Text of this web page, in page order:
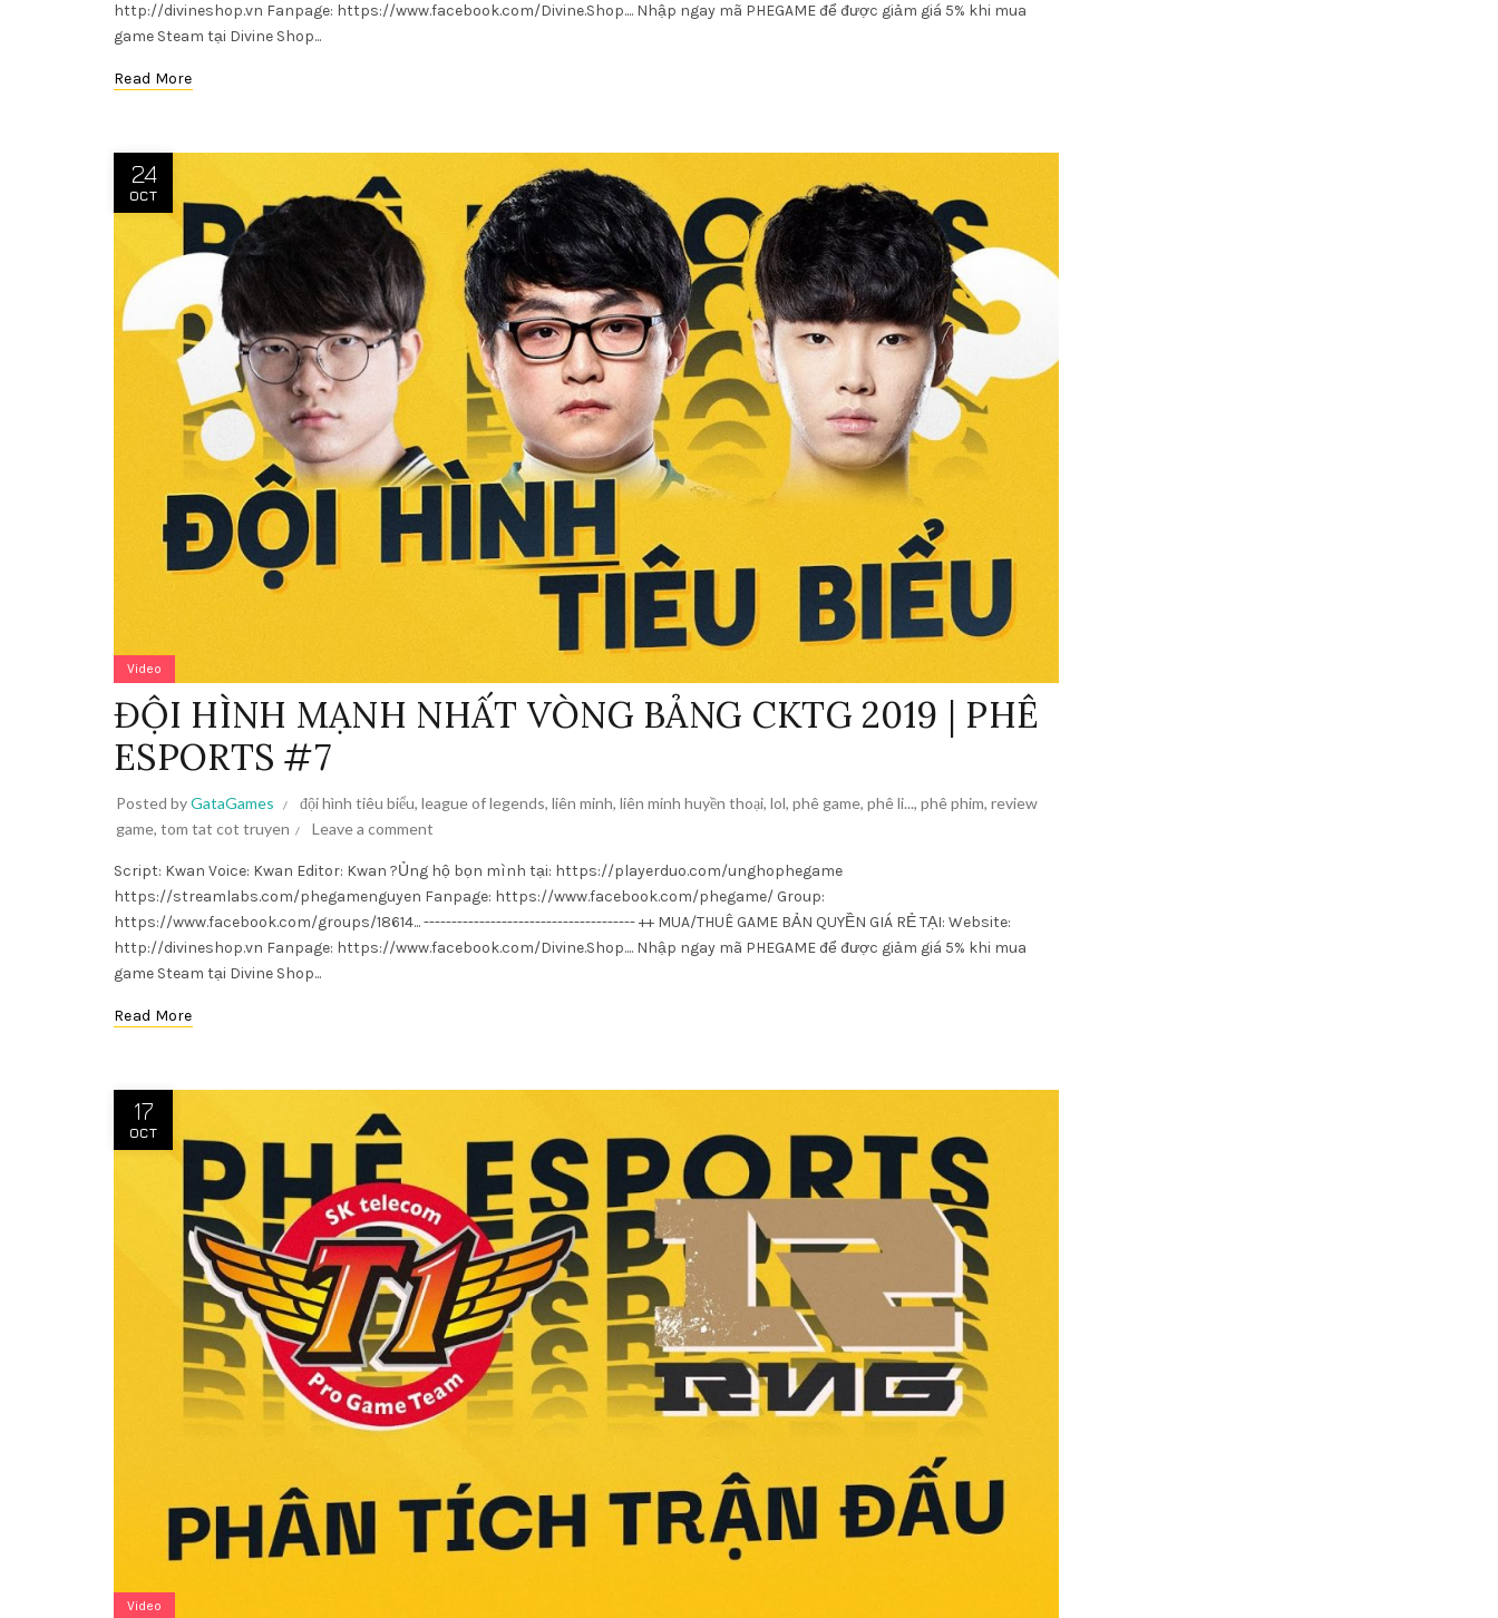
http://divineshop.vn Fanpage: https://www.facebook.com/Divine.Shop.... Nhập ngay mã PHEGAME để được giảm giá 5% khi mua
game Steam tại Divine Shop...
Read More
24
OCT
Video
ĐỘI HÌNH MẠNH NHẤT VÒNG BẢNG CKTG 2019 | PHÊ
ESPORTS #7
Posted byGataGames đội hình tiêu biểu, league of legends, liên minh, liên minh huyền thoại, lol, phê game, phê li..., phê phim, review
game, tom tat cot truyen Leave a comment
Script: Kwan Voice: Kwan Editor: Kwan ?Ủng hộ bọn mình tại: https://playerduo.com/unghophegame
https://streamlabs.com/phegamenguyen Fanpage: https://www.facebook.com/phegame/ Group:
https://www.facebook.com/groups/18614... -------------------------------------- ++ MUA/THUÊ GAME BẢN QUYỀN GIÁ RẺ TẠI: Website:
http://divineshop.vn Fanpage: https://www.facebook.com/Divine.Shop.... Nhập ngay mã PHEGAME để được giảm giá 5% khi mua
game Steam tại Divine Shop...
Read More
17
OCT
Video